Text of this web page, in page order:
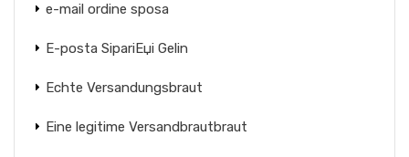
e-mail ordine sposa
E-posta SipariЕџi Gelin
Echte Versandungsbraut
Eine legitime Versandbrautbraut